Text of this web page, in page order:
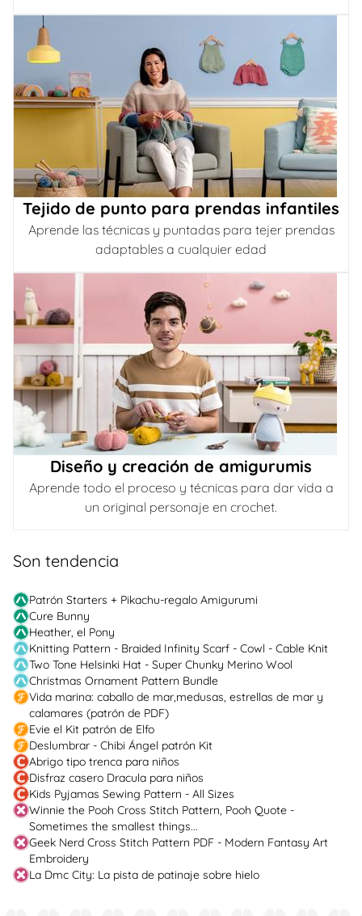
Tejido de punto para prendas infantiles
Aprende las técnicas y puntadas para tejer prendas
adaptables a cualquier edad
Diseño y creación de amigurumis
Aprende todo el proceso y técnicas para dar vida a
un original personaje en crochet.
Son tendencia
Patrón Starters + Pikachu-regalo Amigurumi
Cure Bunny
Heather, el Pony
Knitting Pattern - Braided Infinity Scarf - Cowl - Cable Knit
Two Tone Helsinki Hat - Super Chunky Merino Wool
Christmas Ornament Pattern Bundle
Vida marina: caballo de mar,medusas, estrellas de mar y
calamares (patrón de PDF)
Evie el Kit patrón de Elfo
Deslumbrar - Chibi Ángel patrón Kit
Abrigo tipo trenca para niños
Disfraz casero Dracula para niños
Kids Pyjamas Sewing Pattern - All Sizes
Winnie the Pooh Cross Stitch Pattern, Pooh Quote -
Sometimes the smallest things...
Geek Nerd Cross Stitch Pattern PDF - Modern Fantasy Art
Embroidery
La Dmc City: La pista de patinaje sobre hielo